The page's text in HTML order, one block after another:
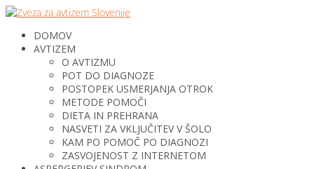
DOMOV
AVTIZEM
O AVTIZMU
POT DO DIAGNOZE
POSTOPEK USMERJANJA OTROK
METODE POMOČI
DIETA IN PREHRANA
NASVETI ZA VKLJUČITEV V ŠOLO
KAM PO POMOČ PO DIAGNOZI
ZASVOJENOST Z INTERNETOM